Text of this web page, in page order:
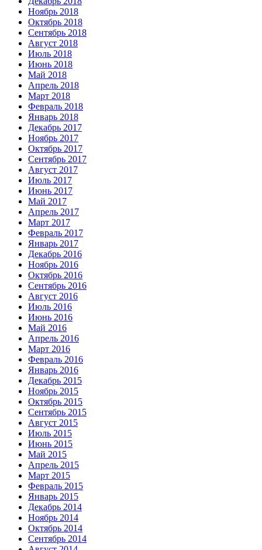
Ноябрь 2018
Октябрь 2018
Сентябрь 2018
Август 2018
Июль 2018
Июнь 2018
Май 2018
Апрель 2018
Март 2018
Февраль 2018
Январь 2018
Декабрь 2017
Ноябрь 2017
Октябрь 2017
Сентябрь 2017
Август 2017
Июль 2017
Июнь 2017
Май 2017
Апрель 2017
Март 2017
Февраль 2017
Январь 2017
Декабрь 2016
Ноябрь 2016
Октябрь 2016
Сентябрь 2016
Август 2016
Июль 2016
Июнь 2016
Май 2016
Апрель 2016
Март 2016
Февраль 2016
Январь 2016
Декабрь 2015
Ноябрь 2015
Октябрь 2015
Сентябрь 2015
Август 2015
Июль 2015
Июнь 2015
Май 2015
Апрель 2015
Март 2015
Февраль 2015
Январь 2015
Декабрь 2014
Ноябрь 2014
Октябрь 2014
Сентябрь 2014